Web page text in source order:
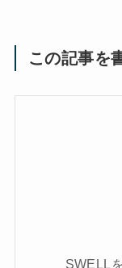
この記事を
SWELL